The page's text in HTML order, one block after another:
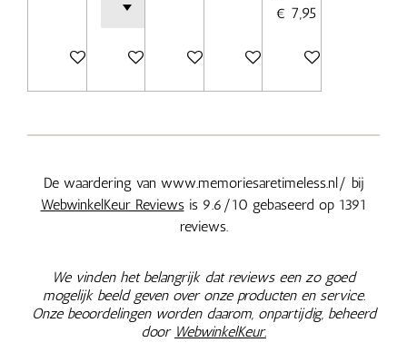
Bekijk detailsIn winkelwagenBekijk detailsBekijk details
€ 7,95
Bekijk details
De waardering van www.memoriesaretimeless.nl/ bij
WebwinkelKeur Reviewsis 9.6/10 gebaseerd op 1391
reviews.
We vinden het belangrijk dat reviews een zo goed
mogelijk beeld geven over onze producten en service.
Onze beoordelingen worden daarom, onpartijdig, beheerd
door WebwinkelKeur.